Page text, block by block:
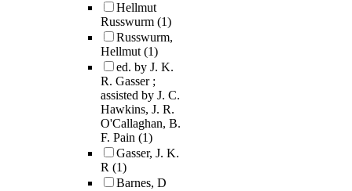
Hellmut
Russwurm (1)
Russwurm,
Hellmut(1)
ed. by J. K.
R. Gasser ;
assisted by J. C.
Hawkins, J. R.
O'Callaghan, B.
F. Pain (1)
Gasser, J. K.
R (1)
Barnes, D